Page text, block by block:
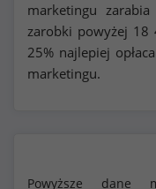
marketingu zarabia
zarobki powyżej 18
25% najlepiej
marketingu.
Powyższe dane